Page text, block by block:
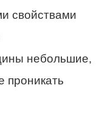
свойствами
небольшие,
проникать